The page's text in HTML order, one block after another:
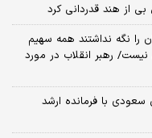
از هند قدردانی کرد
را نگه نداشتند همه سهیم
رهبر انقلاب در مورد
با فرمانده ارشد